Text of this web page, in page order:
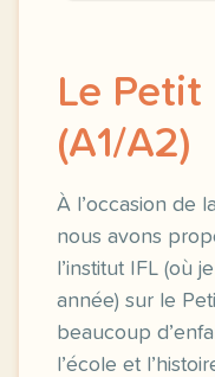
Le Petit
(A1/A2)
À l’occasion de
nous avons
l’institut IFL (où
année) sur le
beaucoup
l’école et